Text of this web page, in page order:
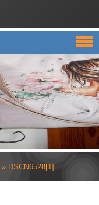
» DSCN6528[1]